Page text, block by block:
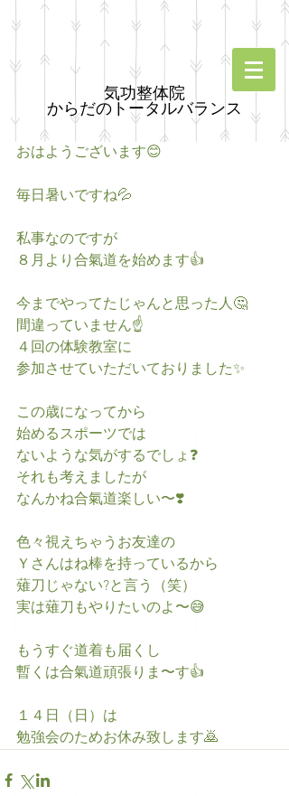
気功整体院
からだのトータルバランス
おはようございます😊
毎日暑いですね💦
私事なのですが
８月より合氣道を始めます👍
今までやってたじゃんと思った人🤔
間違っていません☝️
４回の体験教室に
参加させていただいておりました✨
この歳になってから
始めるスポーツでは
ないような気がするでしょ❓
それも考えましたが
なんかね合氣道楽しい〜❣️
色々視えちゃうお友達の
Ｙさんはね棒を持っているから
薙刀じゃない?と言う（笑）
実は薙刀もやりたいのよ〜😅
もうすぐ道着も届くし
暫くは合氣道頑張りま〜す👍
１４日（日）は
勉強会のためお休み致します🙇